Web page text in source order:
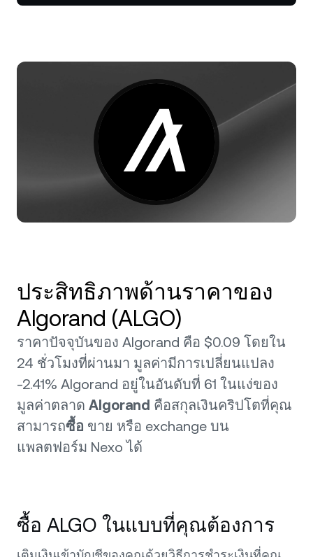
ฟิวเจอร์ส
โปรแกรม Loyalty
DOT 0.52%
SOL
Wealth Academy
ประสิทธิภาพด้านราคาของ
Algorand (ALGO)
ราคาปัจจุบันของ Algorand คือ $0.09 โดยใน
24 ชั่วโมงที่ผ่านมา มูลค่ามีการเปลี่ยนแปลง
-2.41% Algorand อยู่ในอันดับที่ 61 ในแง่ของ
มูลค่าตลาด Algorand คือสกุลเงินคริปโตที่คุณ
สามารถซื้อ ขาย หรือ exchange บน
แพลตฟอร์ม Nexo ได้
ซื้อ ALGO ในแบบที่คุณต้องการ